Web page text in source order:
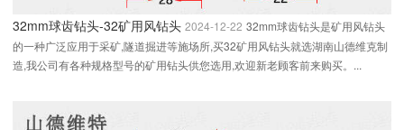
32mm球齿钻头-32矿用风钻头 2024-12-22 32mm球齿钻头是矿用风钻头
的一种广泛应用于采矿,隧道掘进等施场所,买32矿用风钻头就选湖南山德维克制
造,我公司有各种规格型号的矿用钻头供您选用,欢迎新老顾客前来购买。...